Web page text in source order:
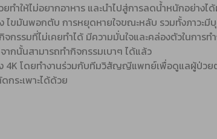
ทำให้ไม่อยากอาหาร และนำไปสู่การลดน้ำหนักอย่างไ
ไขมันพอกตับ การหยุดหายใจขณะหลับ รวมทั้งภาวะมี
รรมที่ไม่เคยทำได้ มีความมั่นใจและคล่องตัวในการท
กนั้นสามารถทำกิจกรรมเบาๆ ได้แล้ว
โดยทำงานร่วมกับทีมวิสัญญีแพทย์เพื่อดูแลผู้ป่วยต
ระเพาะได้ด้วย